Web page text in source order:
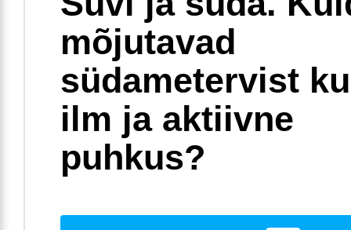
mõjutavad
südametervist
ilm ja aktiivne
puhkus?